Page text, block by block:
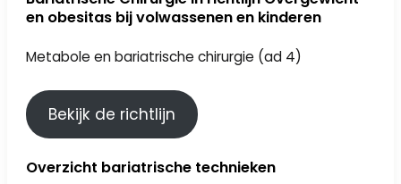
en obesitas bij volwassenen en kinderen
Metabole en bariatrische chirurgie (ad 4)
Bekijk de richtlijn
Overzicht bariatrische technieken